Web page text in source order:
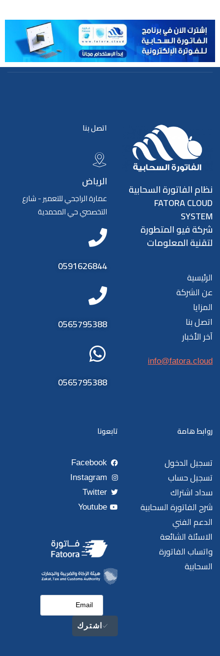
نظام الفاتورة السحابية
FATORA CLOUD
SYSTEM
شركة فيو المتطورة
لتقنية المعلومات
الرئيسية
عن الشركة
المزايا
اتصل بنا
آخر الأخبار
info@fatora.cloud
اتصل بنا
الرياض
عمارة الراجحي للتعمير - شارع
التخصصي حي المحمدية
0591626844
0565795388
0565795388
روابط هامة
تسجيل الدخول
تسجيل حساب
سداد اشتراك
شرح الفاتورة السحابية
الدعم الفني
الاسئلة الشائعة
واتساب الفاتورة
السحابية
تابعونا
Facebook
Instagram
Twitter
Youtube
اشترك